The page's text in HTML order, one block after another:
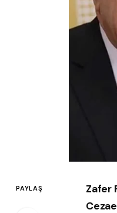
PAYLAŞ Zafer